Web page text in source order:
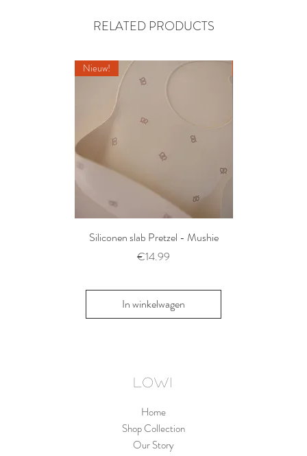
RELATED PRODUCTS
Nieuw!
Siliconen slab Pretzel - Mushie
Prijs
€14.99
In winkelwagen
LOWI
Home
Shop Collection
Our Story